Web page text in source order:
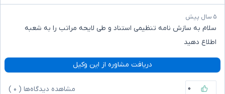
۵ سال پیش
سلام به سازش نامه تنظیمی استناد و طی لایحه مراتب را به شعبه
اطلاع دهید
دریافت مشاوره از این وکیل
۰ مشاهده دیدگاه‌ها ( ۰